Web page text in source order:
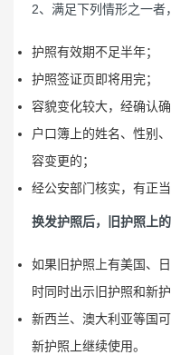
2、满足下列情形之一者
护照有效期不足半年；
护照签证页即将用完；
容貌变化较大，经确认确
户口簿上的姓名、性别
容变更的；
经公安部门核实，有正
换发护照后，旧护照上
如果旧护照上有美国、
时同时出示旧护照和新护
新西兰、澳大利亚等国
新护照上继续使用。